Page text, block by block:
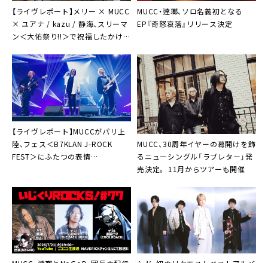
【ライヴレポート】メリー × MUCC
× ユアナ / kazu / 静海、スリーマ
ン＜大佑祭り!!＞で祝福したかけが
MUCC・逹瑯、ソロ名義初となる
EP『奇怒哀落』リリース決定
【ライヴレポート】MUCCがパリ上
陸、フェス＜B7KLAN J-ROCK
FEST＞にふたつの表情
MUCC、30周年イヤーの幕開けを飾
るニューシングル「ラブレター」発
売決定。 11月からツアーも開催